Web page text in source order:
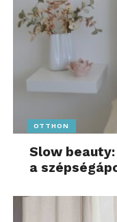
OTTHON
Slow
a